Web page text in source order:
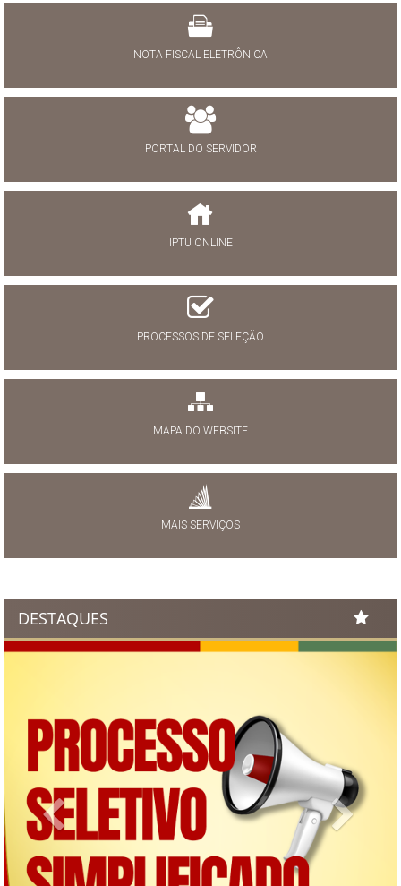
NOTA FISCAL ELETRÔNICA
PORTAL DO SERVIDOR
IPTU ONLINE
PROCESSOS DE SELEÇÃO
MAPA DO WEBSITE
MAIS SERVIÇOS
DESTAQUES
Previous Next